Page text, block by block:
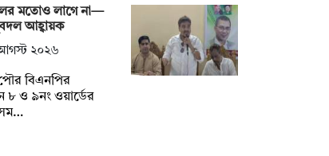
মতোও লাগে না—
আহ্বায়ক
২০২৬
বিএনপির
৮ ও ৯নং ওয়ার্ডের
সম…